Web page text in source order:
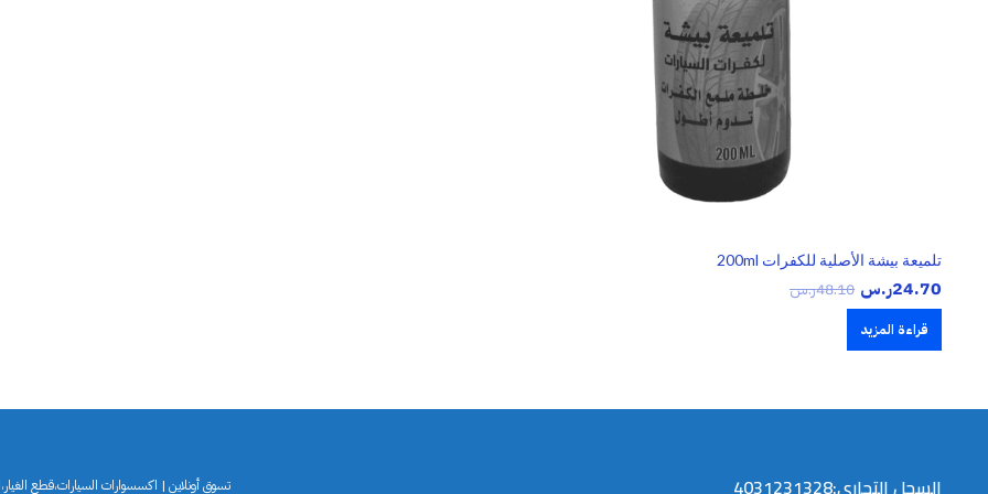
تلميعة بيشة الأصلية للكفرات 200ml
24.70ر.س 48.10ر.س
قراءة المزيد
تسوق أونلاين | اكسسوارات السيارات،قطع